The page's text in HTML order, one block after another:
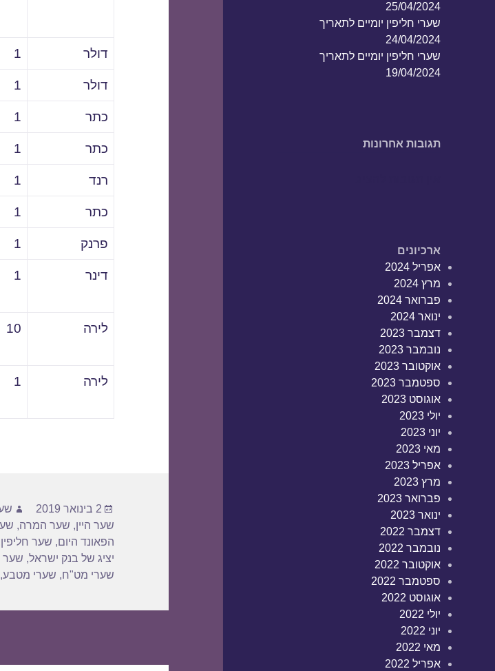
25/04/2024
שערי חליפין יומיים לתאריך
24/04/2024
שערי חליפין יומיים לתאריך
19/04/2024
תגובות אחרונות
ארכיונים
אפריל 2024
מרץ 2024
פברואר 2024
ינואר 2024
דצמבר 2023
נובמבר 2023
אוקטובר 2023
ספטמבר 2023
אוגוסט 2023
יולי 2023
יוני 2023
מאי 2023
אפריל 2023
מרץ 2023
פברואר 2023
ינואר 2023
דצמבר 2022
נובמבר 2022
אוקטובר 2022
ספטמבר 2022
אוגוסט 2022
יולי 2022
יוני 2022
מאי 2022
אפריל 2022
דולר 1
דולר 1
כתר 1
כתר 1
רנד 1
כתר 1
פרנק 1
דינר 1
לירה 10
לירה 1
פורסם
בתאריך
2 בינואר 2019
שער היין, שער המרה,
הפאונד היום, שער חליפין
יציג של בנק ישראל, שער
שערי מט"ח, שערי מטבע,